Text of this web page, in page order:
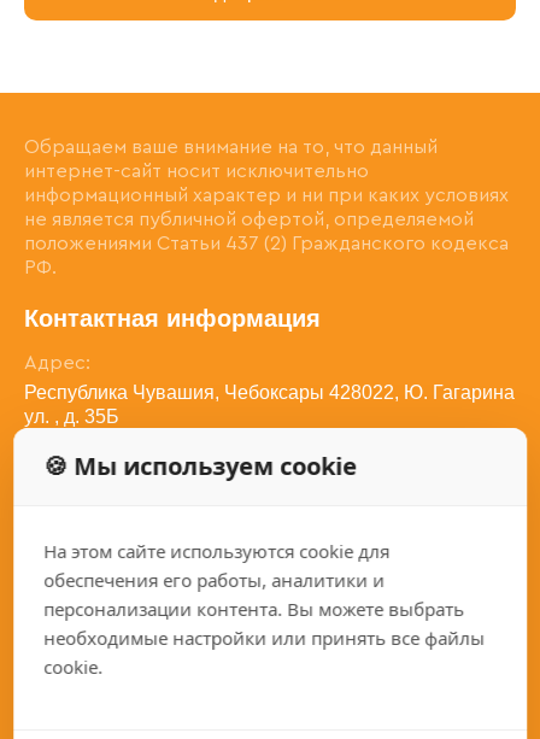
Обращаем ваше внимание на то, что данный
интернет-сайт носит исключительно
информационный характер и ни при каких условиях
не является публичной офертой, определяемой
положениями Статьи 437 (2) Гражданского кодекса
РФ.
Контактная информация
Адрес:
Республика Чувашия, Чебоксары 428022, Ю. Гагарина
ул. , д. 35Б
8 (800) 350-27-82
Социальные сети:
🍪 Мы используем cookie
На этом сайте используются cookie для
обеспечения его работы, аналитики и
персонализации контента. Вы можете выбрать
необходимые настройки или принять все файлы
cookie.